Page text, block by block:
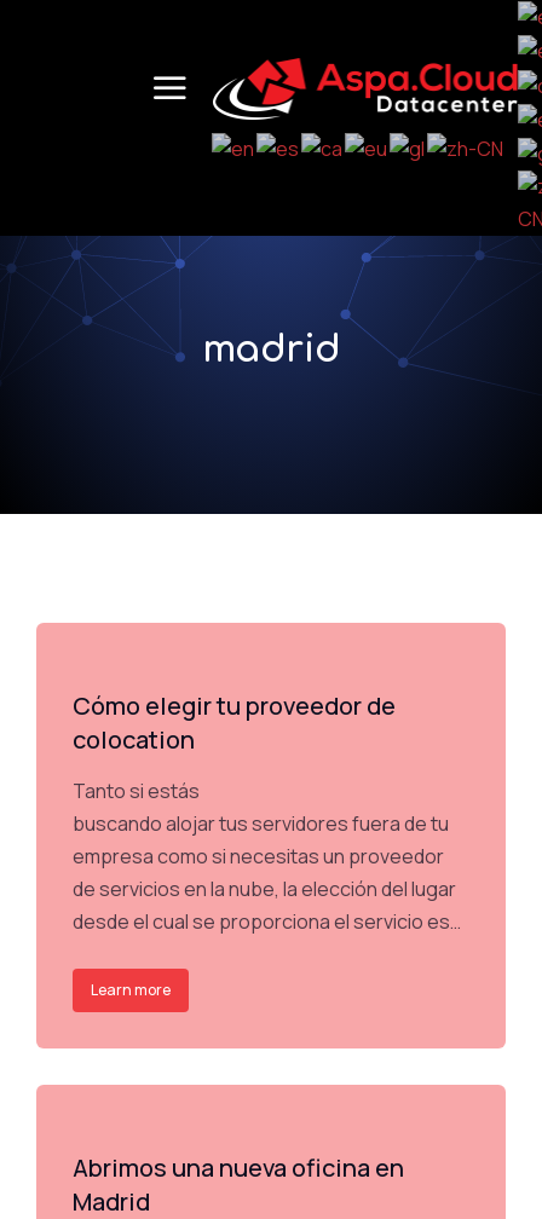
madrid
Cómo elegir tu proveedor de
colocation
Tanto si estás
buscando alojar tus servidores fuera de tu
empresa como si necesitas un proveedor
de servicios en la nube, la elección del lugar
desde el cual se proporciona el servicio es…
Learn more
Abrimos una nueva oficina en
Madrid